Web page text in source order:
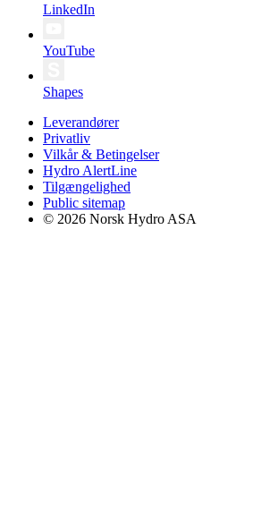
LinkedIn
YouTube
Shapes
Leverandører
Privatliv
Vilkår & Betingelser
Hydro AlertLine
Tilgængelighed
Public sitemap
© 2026 Norsk Hydro ASA